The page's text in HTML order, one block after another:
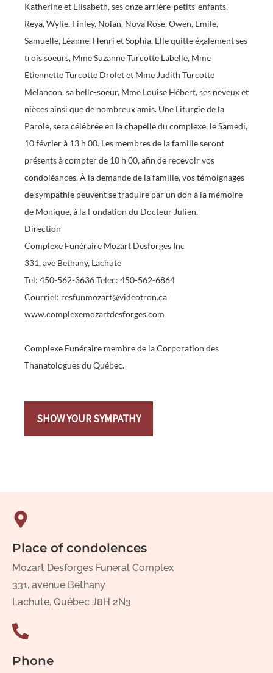
Katherine et Elisabeth, ses onze arrière-petits-enfants,
Reya, Wylie, Finley, Nolan, Nova Rose, Owen, Emile,
Samuelle, Léanne, Henri et Sophia. Elle quitte également ses
trois soeurs, Mme Suzanne Turcotte Labelle, Mme
Etiennette Turcotte Drolet et Mme Judith Turcotte
Melancon, sa belle-soeur, Mme Louise Hébert, ses neveux et
nièces ainsi que de nombreux amis. Une Liturgie de la
Parole, sera célébrée en la chapelle du complexe, le Samedi,
10 février à 13 h 00. Les membres de la famille seront
présents à compter de 10 h 00, afin de recevoir vos
condoléances. À la demande de la famille, vos témoignages
de sympathie peuvent se traduire par un don à la mémoire
de Monique, à la Fondation du Docteur Julien.
Direction
Complexe Funéraire Mozart Desforges Inc
331, ave Bethany, Lachute
Tel: 450-562-3636 Telec: 450-562-6864
Courriel: resfunmozart@videotron.ca
www.complexemozartdesforges.com
Complexe Funéraire membre de la Corporation des
Thanatologues du Québec.
SHOW YOUR SYMPATHY
Place of condolences
Mozart Desforges Funeral Complex
331, avenue Bethany
Lachute, Québec J8H 2N3
Phone